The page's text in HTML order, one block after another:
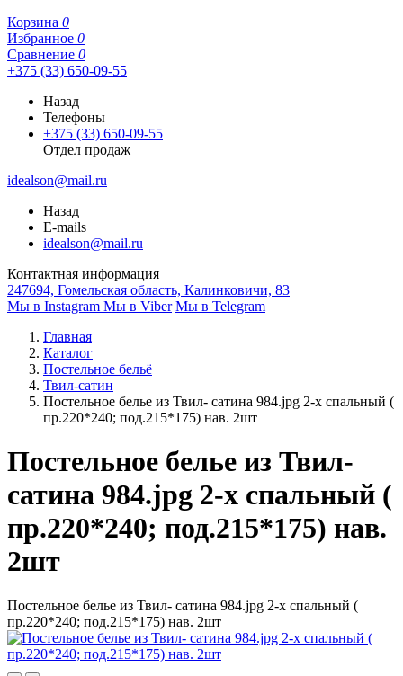
Корзина 0
Избранное 0
Сравнение 0
+375 (33) 650-09-55
Назад
Телефоны
+375 (33) 650-09-55
Отдел продаж
idealson@mail.ru
Назад
E-mails
idealson@mail.ru
Контактная информация
247694, Гомельская область, Калинковичи, 83
Мы в Instagram Мы в Viber Мы в Telegram
Главная
Каталог
Постельное бельё
Твил-сатин
Постельное белье из Твил- сатина 984.jpg 2-х спальный (
пр.220*240; под.215*175) нав. 2шт
Постельное белье из Твил-
сатина 984.jpg 2-х спальный (
пр.220*240; под.215*175) нав.
2шт
Постельное белье из Твил- сатина 984.jpg 2-х спальный (
пр.220*240; под.215*175) нав. 2шт